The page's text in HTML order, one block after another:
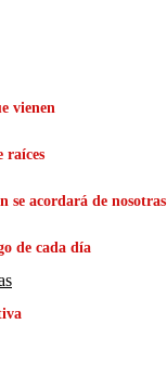
vienen
raíces
se acordará de nosotras
de cada día